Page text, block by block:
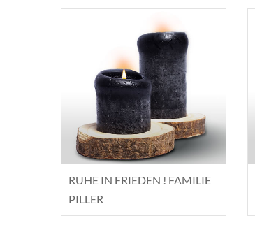
RUHE IN FRIEDEN ! FAMILIE
PILLER